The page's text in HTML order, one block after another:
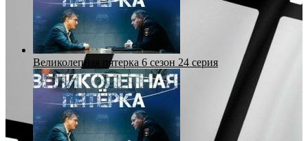
Великолепная пятерка 6 сезон 24 серия